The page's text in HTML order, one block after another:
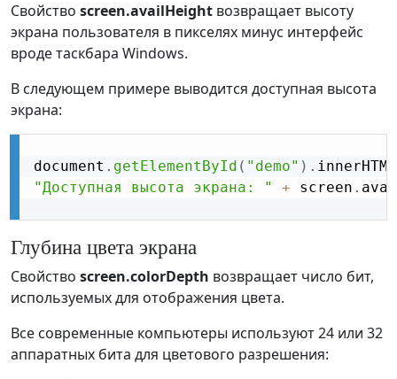
Свойство screen.availHeight возвращает высоту
экрана пользователя в пикселях минус интерфейс
вроде таскбара Windows.
В следующем примере выводится доступная высота
экрана:
document . getElementById ( "demo" ) .
"Доступная высота экрана: "
+ screen .
Глубина цвета экрана
Свойство screen.colorDepth возвращает число бит,
используемых для отображения цвета.
Все современные компьютеры используют 24 или 32
аппаратных бита для цветового разрешения: